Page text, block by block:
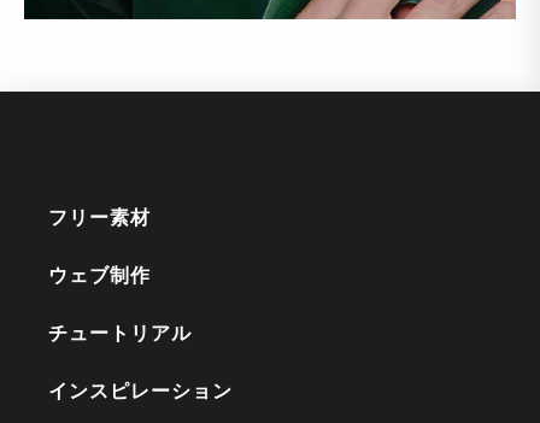
フリー素材
ウェブ制作
チュートリアル
インスピレーション